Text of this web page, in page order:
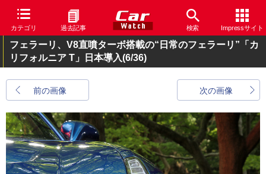
カテゴリ 過去記事 検索 Impressサイト
フェラーリ、V8直噴ターボ搭載の“日常のフェラーリ”「カ
リフォルニア T」日本導入(6/36)
前の画像 次の画像